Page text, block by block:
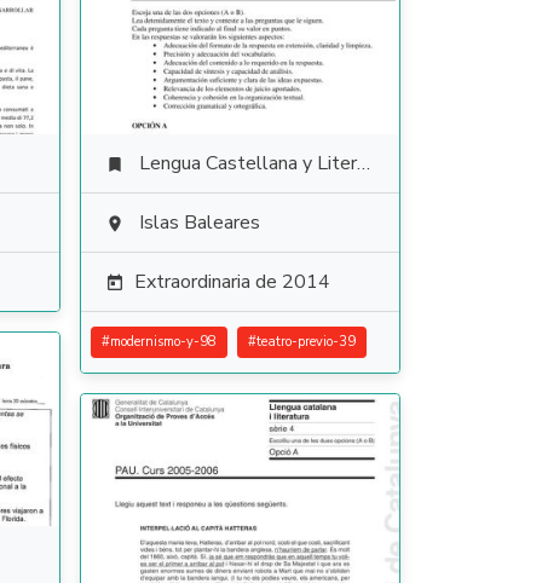
 Lengua Castellana y Literatura
 Islas Baleares
 Extraordinaria de 2014
#modernismo-y-98 #teatro-previo-39